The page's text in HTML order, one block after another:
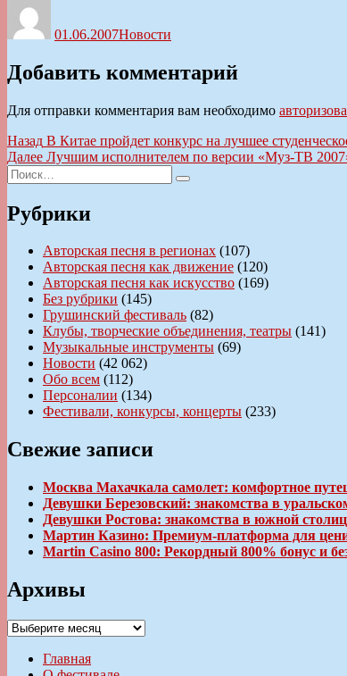
01.06.2007Новости
Добавить комментарий
Для отправки комментария вам необходимо
Навигация
по
записям
Назад Предыдущая
запись:
В Китае пройдет конкурс на лучшее
Далее Следующая
Лучшим исполнителем по версии «Муз-ТВ
Искать:
Поиск
Рубрики
Авторская песня в регионах (107)
Авторская песня как движение (120)
Авторская песня как искусство (169)
Без рубрики (145)
Грушинский фестиваль (82)
Клубы, творческие объединения, театры (141)
Музыкальные инструменты (69)
Новости (42 062)
Обо всем (112)
Персоналии (134)
Фестивали, конкурсы, концерты (233)
Свежие записи
Москва Махачкала самолет: комфортное
Девушки Березовский: знакомства в
Девушки Ростова: знакомства в южной
Мартин Казино: Премиум-платформа для
Martin Casino 800: Рекордный 800% бонус и
Архивы
Архивы
Главная